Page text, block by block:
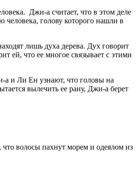
Джи-а считает, что в этом деле
человека, голову которого нашли в
лишь духа дерева. Дух говорит
ей, что ее многое связывает с этими
а и Ли Ен узнают, что головы на
вылечить ее рану, Джи-а берет
волосы пахнут морем и одеялом из